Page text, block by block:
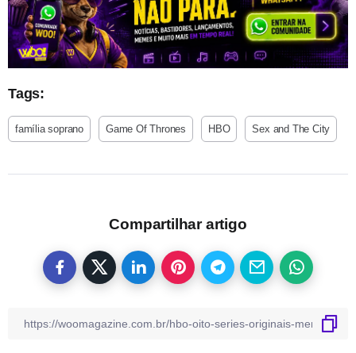
Tags:
família soprano Game Of Thrones HBO Sex and The City
Compartilhar artigo